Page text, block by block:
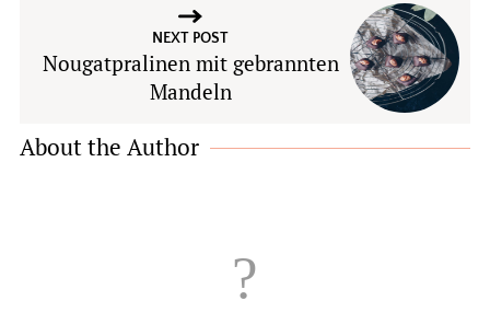
NEXT POST
Nougatpralinen mit gebrannten
Mandeln
About the Author